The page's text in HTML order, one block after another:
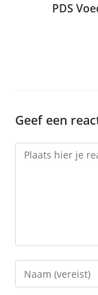
PDS
Geef een
Reactie
Vul
je